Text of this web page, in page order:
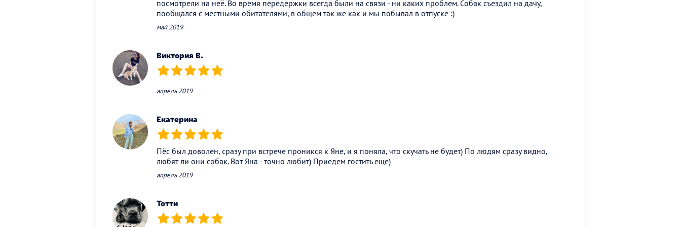
посмотрели на неё. Во время передержки всегда были на связи - ни каких проблем. Собак съездил на дачу,
пообщался с местными обитателями, в общем так же как и мы побывал в отпуске :)
май 2019
Виктория В.
(*) (*) (*) (*) (*)
апрель 2019
Екатерина
(*) (*) (*) (*) (*)
Пёс был доволен, сразу при встрече проникся к Яне, и я поняла, что скучать не будет) По людям сразу видно,
любят ли они собак. Вот Яна - точно любит) Приедем гостить еще)
апрель 2019
Тотти
(*) (*) (*) (*) (*)